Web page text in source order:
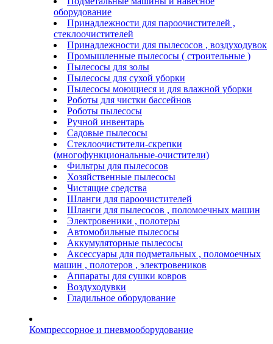
оборудование
Принадлежности для пароочистителей ,
стеклоочистителей
Принадлежности для пылесосов , воздуходувок
Промышленные пылесосы ( строительные )
Пылесосы для золы
Пылесосы для сухой уборки
Пылесосы моющиеся и для влажной уборки
Роботы для чистки бассейнов
Роботы пылесосы
Ручной инвентарь
Садовые пылесосы
Стеклоочистители-скрепки
(многофункциональные-очистители)
Фильтры для пылесосов
Хозяйственные пылесосы
Чистящие средства
Шланги для пароочистителей
Шланги для пылесосов , поломоечных машин
Электровеники , полотеры
Автомобильные пылесосы
Аккумуляторные пылесосы
Аксессуары для подметальных , поломоечных
машин , полотеров , электровеников
Аппараты для сушки ковров
Воздуходувки
Гладильное оборудование
Компрессорное и пневмооборудование